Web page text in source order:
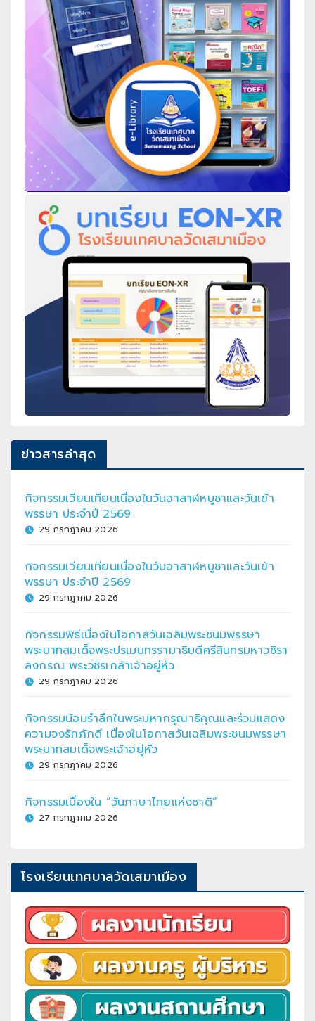
ข่าวสารล่าสุด
กิจกรรมเวียนเทียนเนื่องในวันอาสาฬหบูชาและวันเข้า
พรรษา ประจำปี 2569
29 กรกฎาคม 2026
กิจกรรมเวียนเทียนเนื่องในวันอาสาฬหบูชาและวันเข้า
พรรษา ประจำปี 2569
29 กรกฎาคม 2026
กิจกรรมพิธีเนื่องในโอกาสวันเฉลิมพระชนมพรรษา
พระบาทสมเด็จพระปรเมนทรรามาธิบดีศรีสินทรมหาวชิรา
ลงกรณ พระวชิรเกล้าเจ้าอยู่หัว
29 กรกฎาคม 2026
กิจกรรมน้อมรำลึกในพระมหากรุณาธิคุณและร่วมแสดง
ความจงรักภักดี เนื่องในโอกาสวันเฉลิมพระชนมพรรษา
พระบาทสมเด็จพระเจ้าอยู่หัว
29 กรกฎาคม 2026
กิจกรรมเนื่องใน “วันภาษาไทยแห่งชาติ”
27 กรกฎาคม 2026
โรงเรียนเทศบาลวัดเสมาเมือง